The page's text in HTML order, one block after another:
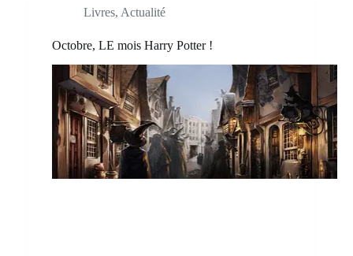
Livres, Actualité
Octobre, LE mois Harry Potter !